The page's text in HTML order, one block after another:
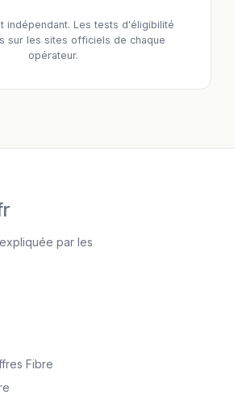
indépendant. Les tests d'éligibilité
sur les sites officiels de chaque
opérateur.
par les
Fibre